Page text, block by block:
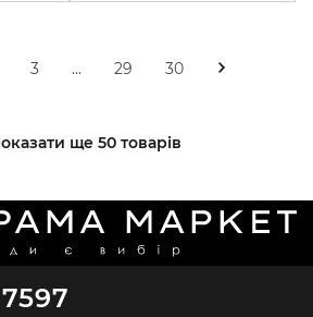
3 ... 29 30
ще 50 товарів